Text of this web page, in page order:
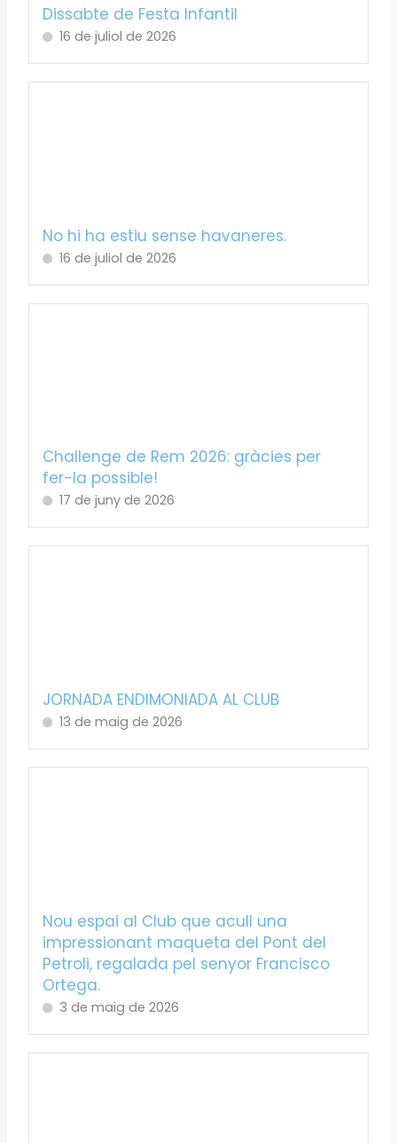
Dissabte de Festa Infantil
16 de juliol de 2026
No hi ha estiu sense havaneres.
16 de juliol de 2026
Challenge de Rem 2026: gràcies per
fer-la possible!
17 de juny de 2026
JORNADA ENDIMONIADA AL CLUB
13 de maig de 2026
Nou espai al Club que acull una
impressionant maqueta del Pont del
Petroli, regalada pel senyor Francisco
Ortega.
3 de maig de 2026